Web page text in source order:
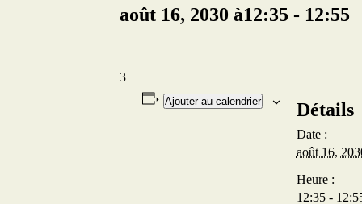
août 16, 2030 à12:35 - 12:55
3
Ajouter au calendrier Détails
Date :
août 16,
Heure :
12:35 -